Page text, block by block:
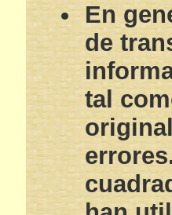
En
de
tal